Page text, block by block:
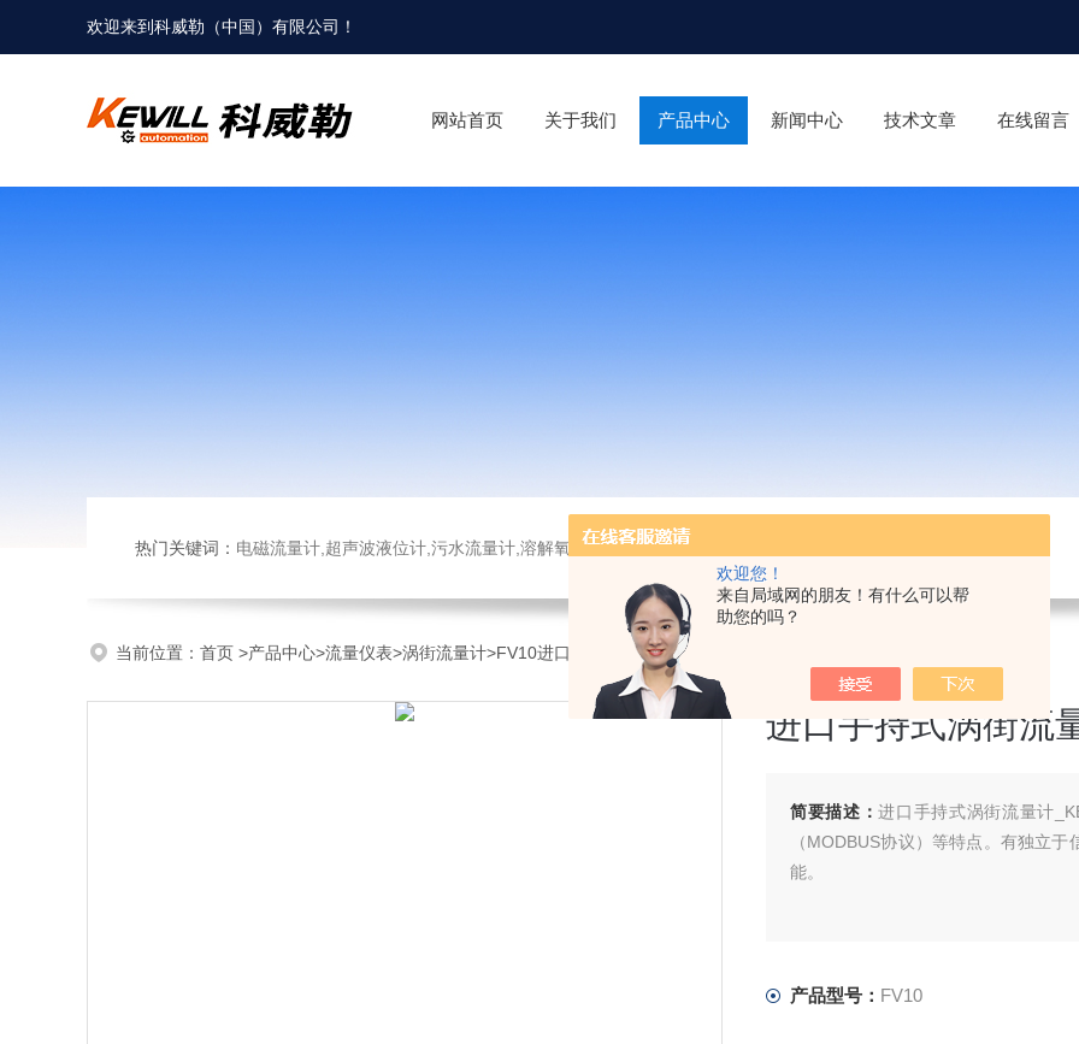
欢迎您！
来自局域网的朋友！有什么可以帮
助您的吗？
欢迎来到科威勒（中国）有限公司！
网站首页 关于我们 产品中心 新闻中心 技术文章 在线留言
热门关键词： 电磁流量计,超声波液位计,污水流量计,溶解氧仪,在线PH计,压力变送器
当前位置： 首页 >产品中心>流量仪表>涡街流量计>FV10进口手持式涡街流量计_KEWILL
进口手持式涡街流
简要描述：进口手持式涡街流量计
（MODBUS协议）等特点。有独立
能。
产品型号： FV10